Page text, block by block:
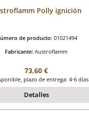
Polly ignición
de producto: 01021494
Fabricante: Austroflamm
Precio normal:
73,60 €
plazo de entrega: 4-6 días
Detalles